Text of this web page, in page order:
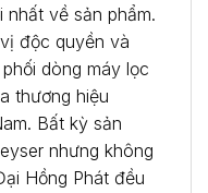
về sản phẩm.
độc quyền và
dòng máy lọc
thương hiệu
Bất kỳ sản
nhưng không
Hồng Phát đều